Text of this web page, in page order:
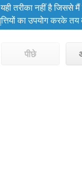
तरीका नहीं है जिससे
का उपयोग करके
पीछे